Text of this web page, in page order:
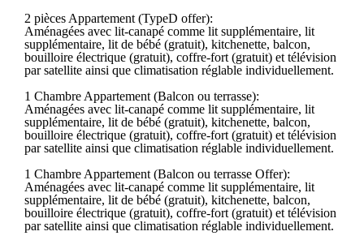
2 pièces Appartement (TypeD offer):
Aménagées avec lit-canapé comme lit supplémentaire, lit
supplémentaire, lit de bébé (gratuit), kitchenette, balcon,
bouilloire électrique (gratuit), coffre-fort (gratuit) et télévision
par satellite ainsi que climatisation réglable individuellement.
1 Chambre Appartement (Balcon ou terrasse):
Aménagées avec lit-canapé comme lit supplémentaire, lit
supplémentaire, lit de bébé (gratuit), kitchenette, balcon,
bouilloire électrique (gratuit), coffre-fort (gratuit) et télévision
par satellite ainsi que climatisation réglable individuellement.
1 Chambre Appartement (Balcon ou terrasse Offer):
Aménagées avec lit-canapé comme lit supplémentaire, lit
supplémentaire, lit de bébé (gratuit), kitchenette, balcon,
bouilloire électrique (gratuit), coffre-fort (gratuit) et télévision
par satellite ainsi que climatisation réglable individuellement.